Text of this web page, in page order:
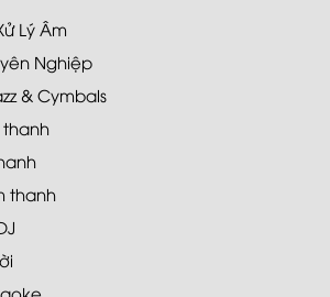
Lý Âm
Nghiệp
& Cymbals
thanh